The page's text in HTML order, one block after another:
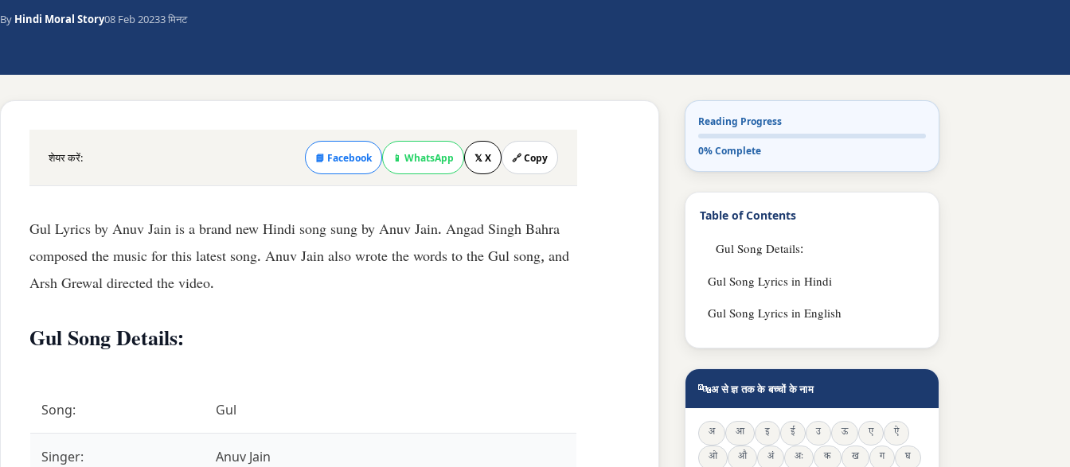
By Hindi Moral Story08 Feb 20233 मिनट
शेयर करें: 📘 Facebook 📱 WhatsApp 𝕏 X 🔗 Copy
Gul Lyrics by Anuv Jain is a brand new Hindi song sung by Anuv Jain. Angad Singh Bahra
composed the music for this latest song. Anuv Jain also wrote the words to the Gul song, and
Arsh Grewal directed the video.
Gul Song Details:
Song: Gul
Singer: Anuv Jain
Reading Progress
0% Complete
Table of Contents
Gul Song Details:
Gul Song Lyrics in Hindi
Gul Song Lyrics in English
🔤अ से ज्ञ तक के बच्चों के नाम
अ आ इ ई उ ऊ ए
ऐ
ओ
औ अं अः क ख ग
घ